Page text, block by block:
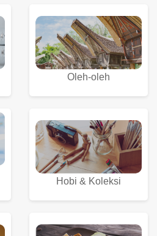
Oleh-oleh
Hobi & Koleksi